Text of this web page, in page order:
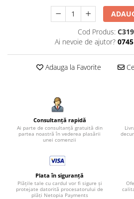
Cod Produs:
Ai nevoie de ajutor?
Adauga la Favorite
Consultanță rapidă
Ai parte de consultanță gratuită din
partea noastră în vederea plasării
unei comenzii
Plata în siguranță
Plățile tale cu cardul vor fi sigure și
protejate datorită procesatorului de
plăți Netopia Payments